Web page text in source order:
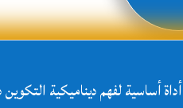
أساسية لفهم ديناميكية